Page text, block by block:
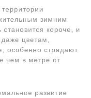
зимним
короче, и
цветам,
особенно страдают
чем в метре от
развитие